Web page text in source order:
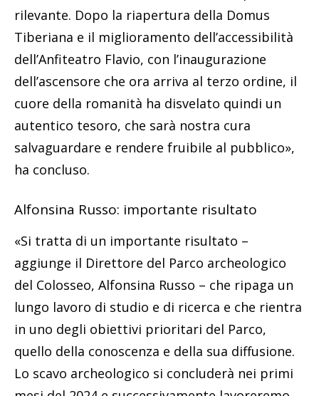
rilevante. Dopo la riapertura della Domus
Tiberiana e il miglioramento dell’accessibilità
dell’Anfiteatro Flavio, con l’inaugurazione
dell’ascensore che ora arriva al terzo ordine, il
cuore della romanità ha disvelato quindi un
autentico tesoro, che sarà nostra cura
salvaguardare e rendere fruibile al pubblico»,
ha concluso.
Alfonsina Russo: importante risultato
«Si tratta di un importante risultato –
aggiunge il Direttore del Parco archeologico
del Colosseo, Alfonsina Russo – che ripaga un
lungo lavoro di studio e di ricerca e che rientra
in uno degli obiettivi prioritari del Parco,
quello della conoscenza e della sua diffusione.
Lo scavo archeologico si concluderà nei primi